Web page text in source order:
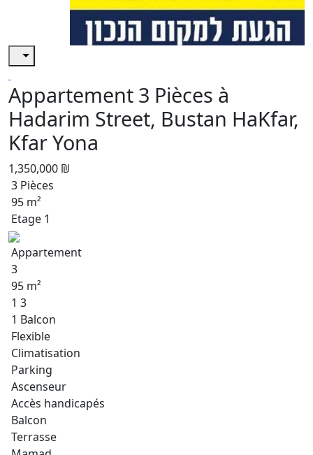
Appartement 3 Pièces à
Hadarim Street, Bustan HaKfar,
Kfar Yona
1,350,000 ₪
3 Pièces
95 m²
Etage 1
Appartement
3
95 m²
1 3
1 Balcon
Flexible
Climatisation
Parking
Ascenseur
Accès handicapés
Balcon
Terrasse